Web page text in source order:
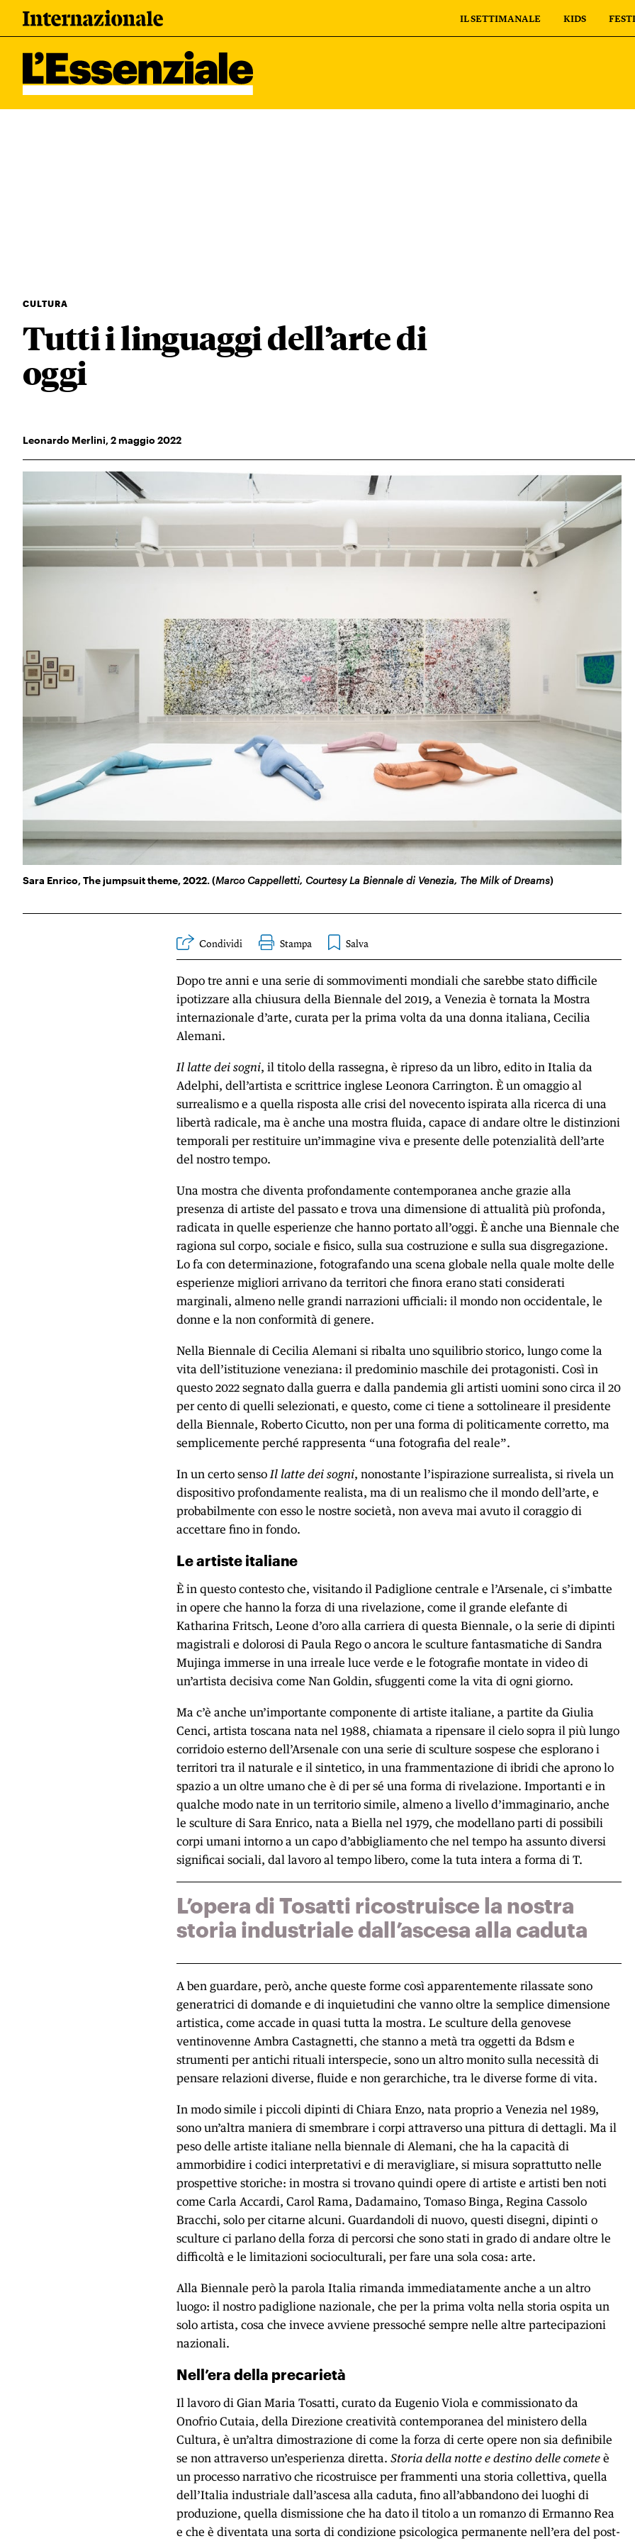
IL SETTIMANALE KIDS
Leggi Internazionale
Newsletter Esci
CULTURA
Tutti i linguaggi dell’arte di
oggi
Leonardo Merlini,2maggio 2022
Sara Enrico, The jumpsuit theme, 2022. (Marco Cappelletti, Courtesy La Biennale di Venezia, The Milk of Dreams)
Condividi Stampa
Dopo tre anni e una serie di sommovimenti mondiali che sarebbe stato difficile
ipotizzare alla chiusura della Biennale del 2019, a Venezia è tornata la Mostra
internazionale d’arte, curata per la prima volta da una donna italiana, Cecilia
Alemani.
Il latte dei sogni, il titolo della rassegna, è ripreso da un libro, edito in Italia da
Adelphi, dell’artista e scrittrice inglese Leonora Carrington. È un omaggio al
surrealismo e a quella risposta alle crisi del novecento ispirata alla ricerca di una
libertà radicale, ma è anche una mostra fluida, capace di andare oltre le distinzioni
temporali per restituire un’immagine viva e presente delle potenzialità dell’arte
del nostro tempo.
Una mostra che diventa profondamente contemporanea anche grazie alla
presenza di artiste del passato e trova una dimensione di attualità più profonda,
radicata in quelle esperienze che hanno portato all’oggi. È anche una Biennale che
ragiona sul corpo, sociale e fisico, sulla sua costruzione e sulla sua disgregazione.
Lo fa con determinazione, fotografando una scena globale nella quale molte delle
esperienze migliori arrivano da territori che finora erano stati considerati
marginali, almeno nelle grandi narrazioni ufficiali: il mondo non occidentale, le
donne e la non conformità di genere.
Nella Biennale di Cecilia Alemani si ribalta uno squilibrio storico, lungo come la
vita dell’istituzione veneziana: il predominio maschile dei protagonisti. Così in
questo 2022 segnato dalla guerra e dalla pandemia gli artisti uomini sono circa il 20
per cento di quelli selezionati, e questo, come ci tiene a sottolineare il presidente
della Biennale, Roberto Cicutto, non per una forma di politicamente corretto, ma
semplicemente perché rappresenta “una fotografia del reale”.
In un certo senso Il latte dei sogni, nonostante l’ispirazione surrealista, si rivela un
dispositivo profondamente realista, ma di un realismo che il mondo dell’arte, e
probabilmente con esso le nostre società, non aveva mai avuto il coraggio di
accettare fino in fondo.
Le artiste italiane
È in questo contesto che, visitando il Padiglione centrale e l’Arsenale, ci s’imbatte
in opere che hanno la forza di una rivelazione, come il grande elefante di
Katharina Fritsch, Leone d’oro alla carriera di questa Biennale, o la serie di dipinti
magistrali e dolorosi di Paula Rego o ancora le sculture fantasmatiche di Sandra
Mujinga immerse in una irreale luce verde e le fotografie montate in video di
un’artista decisiva come Nan Goldin, sfuggenti come la vita di ogni giorno.
Ma c’è anche un’importante componente di artiste italiane, a partite da Giulia
Cenci, artista toscana nata nel 1988, chiamata a ripensare il cielo sopra il più lungo
corridoio esterno dell’Arsenale con una serie di sculture sospese che esplorano i
territori tra il naturale e il sintetico, in una frammentazione di ibridi che aprono lo
spazio a un oltre umano che è di per sé una forma di rivelazione. Importanti e in
qualche modo nate in un territorio simile, almeno a livello d’immaginario, anche
le sculture di Sara Enrico, nata a Biella nel 1979, che modellano parti di possibili
corpi umani intorno a un capo d’abbigliamento che nel tempo ha assunto diversi
significai sociali, dal lavoro al tempo libero, come la tuta intera a forma di T.
L’opera di Tosatti ricostruisce la nostra
storia industriale dall’ascesa alla caduta
A ben guardare, però, anche queste forme così apparentemente rilassate sono
generatrici di domande e di inquietudini che vanno oltre la semplice dimensione
artistica, come accade in quasi tutta la mostra. Le sculture della genovese
ventinovenne Ambra Castagnetti, che stanno a metà tra oggetti da Bdsm e
strumenti per antichi rituali interspecie, sono un altro monito sulla necessità di
pensare relazioni diverse, fluide e non gerarchiche, tra le diverse forme di vita.
In modo simile i piccoli dipinti di Chiara Enzo, nata proprio a Venezia nel 1989,
sono un’altra maniera di smembrare i corpi attraverso una pittura di dettagli. Ma il
peso delle artiste italiane nella biennale di Alemani, che ha la capacità di
ammorbidire i codici interpretativi e di meravigliare, si misura soprattutto nelle
prospettive storiche: in mostra si trovano quindi opere di artiste e artisti ben noti
come Carla Accardi, Carol Rama, Dadamaino, Tomaso Binga, Regina Cassolo
Bracchi, solo per citarne alcuni. Guardandoli di nuovo, questi disegni, dipinti o
sculture ci parlano della forza di percorsi che sono stati in grado di andare oltre le
difficoltà e le limitazioni socioculturali, per fare una sola cosa: arte.
Alla Biennale però la parola Italia rimanda immediatamente anche a un altro
luogo: il nostro padiglione nazionale, che per la prima volta nella storia ospita un
solo artista, cosa che invece avviene pressoché sempre nelle altre partecipazioni
nazionali.
Nell’era della precarietà
Il lavoro di Gian Maria Tosatti, curato da Eugenio Viola e commissionato da
Onofrio Cutaia, della Direzione creatività contemporanea del ministero della
Cultura, è un’altra dimostrazione di come la forza di certe opere non sia definibile
se non attraverso un’esperienza diretta.Storia della notte e destino delle comete è
un processo narrativo che ricostruisce per frammenti una storia collettiva, quella
dell’Italia industriale dall’ascesa alla caduta, fino all’abbandono dei luoghi di
produzione, quella dismissione che ha dato il titolo a un romanzo di Ermanno Rea
e che è diventata una sorta di condizione psicologica permanente nell’era del post-